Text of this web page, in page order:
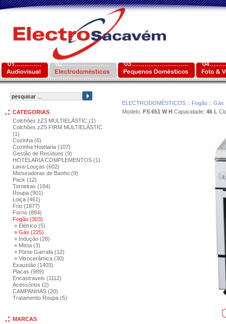
CATEGORIAS
Colchões zZ3 MULTIELÁSTIC (1)
Colchões zZ5 FIRM MULTIELÁSTIC
(1)
Cozinha (6)
Cozinha Hotelaria (107)
Gestão de Resíduos (9)
HOTELARIA COMPLEMENTOS (1)
Lava-Louças (602)
Misturadoras de Banho (9)
Pack (12)
Torneiras (184)
Roupa (901)
Loiça (461)
Frio (1877)
Forno (884)
Fogão (303)
» Elétrico (5)
» Gás (225)
» Indução (28)
» Mista (3)
» Porta-Garrafa (12)
» Vitrocerâmica (30)
Exaustão (1403)
Placas (989)
Encastraveis (1112)
Acessórios (2)
CAMPANHAS (20)
Tratamento Roupa (5)
MARCAS
ELECTRODOMÉSTICOS:: Fogão:: Gás
Modelo: FS 651 W HCapacidade: 46 L